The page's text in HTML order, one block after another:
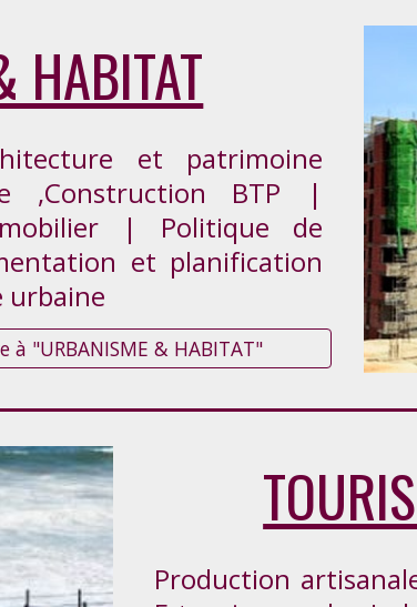
HABITAT
et patrimoine
,Construction BTP |
| Politique de
et planification
"URBANISME & HABITAT"
Production